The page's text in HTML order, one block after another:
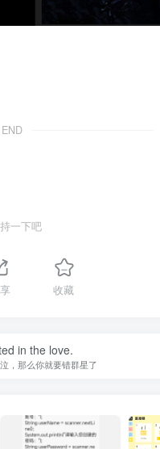
一下吧
收藏
in the love.
，那么你就要错群星了